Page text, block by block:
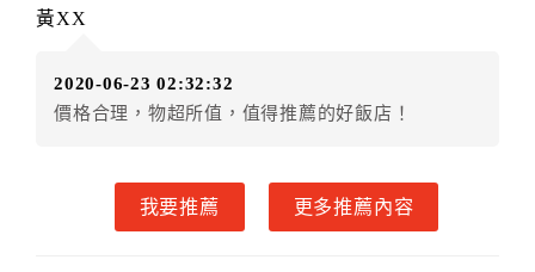
．訂單異動後，訂單費用總計大於原訂單費用總計時，
訂房者不得要求退其差額。限原訂飯店
◎住房日7天前辦理者，訂單費用扣除總計0%為手續費
◎住房日4天前辦理者，訂單費用扣除總計25%為手續費
黃XX
2020-06-23 02:32:32
價格合理，物超所值，值得推薦的好飯店！
我要推薦 更多推薦內容